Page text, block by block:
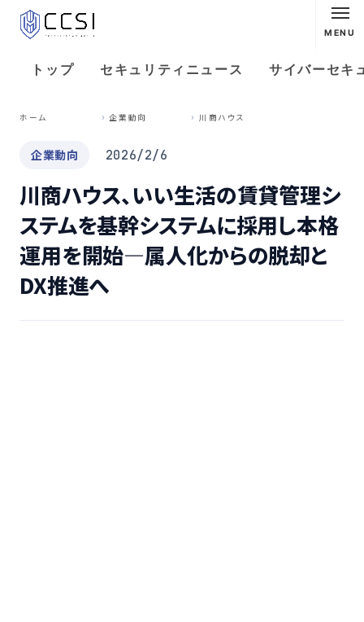
MENU
トップ セキュリティニュース サイバーセキ
ホーム 企業動向
企業動向 2026/2/6
川商ハウス、いい生活の賃貸管理シ
ステムを基幹システムに採用し本格
運用を開始—属人化からの脱却と
DX推進へ